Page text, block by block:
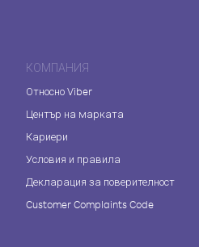
КОМПАНИЯ
Относно Viber
Център на марката
Кариери
Условия и правила
Декларация за поверителност
Customer Complaints Code